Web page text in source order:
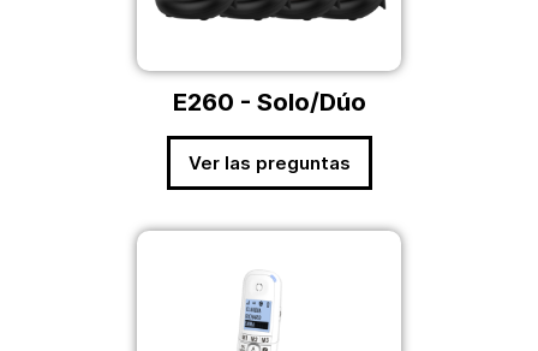
E260 - Solo/Dúo
Ver las preguntas